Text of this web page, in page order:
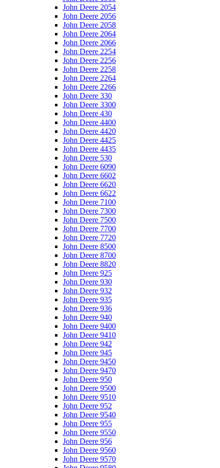
John Deere 2054
John Deere 2056
John Deere 2058
John Deere 2064
John Deere 2066
John Deere 2254
John Deere 2256
John Deere 2258
John Deere 2264
John Deere 2266
John Deere 330
John Deere 3300
John Deere 430
John Deere 4400
John Deere 4420
John Deere 4425
John Deere 4435
John Deere 530
John Deere 6090
John Deere 6602
John Deere 6620
John Deere 6622
John Deere 7100
John Deere 7300
John Deere 7500
John Deere 7700
John Deere 7720
John Deere 8500
John Deere 8700
John Deere 8820
John Deere 925
John Deere 930
John Deere 932
John Deere 935
John Deere 936
John Deere 940
John Deere 9400
John Deere 9410
John Deere 942
John Deere 945
John Deere 9450
John Deere 9470
John Deere 950
John Deere 9500
John Deere 9510
John Deere 952
John Deere 9540
John Deere 955
John Deere 9550
John Deere 956
John Deere 9560
John Deere 9570